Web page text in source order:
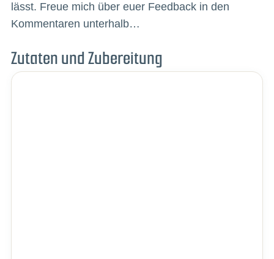
lässt. Freue mich über euer Feedback in den
Kommentaren unterhalb…
Zutaten und Zubereitung